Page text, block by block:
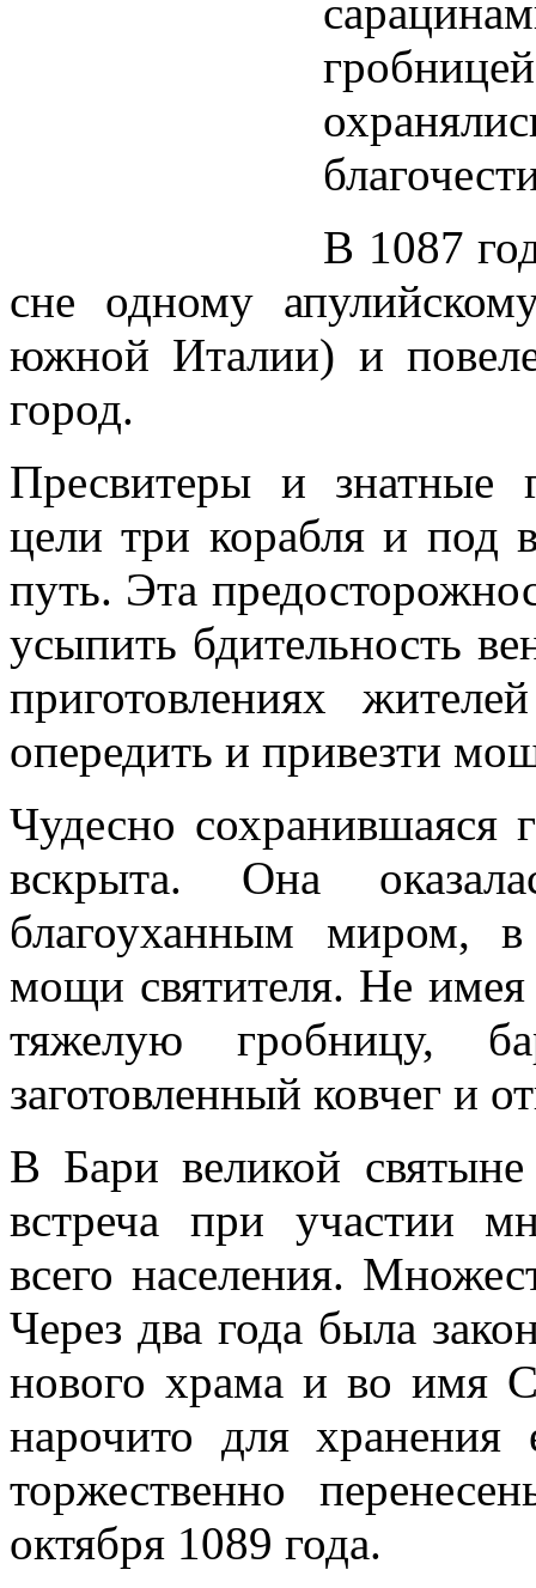
В 1087
сне одному
южной Италии) и
город.
Пресвитеры и знатные
цели три корабля и под
путь. Эта
усыпить бдительность
приготовлениях
опередить и привезти
Чудесно сохранившаяся
вскрыта. Она
благоуханным миром,
мощи святителя. Не
тяжелую гробницу,
заготовленный ковчег и
В Бари великой святыне
встреча при участии
всего населения.
Через два года была
нового храма и во имя
нарочито для
торжественно
октября 1089 года.